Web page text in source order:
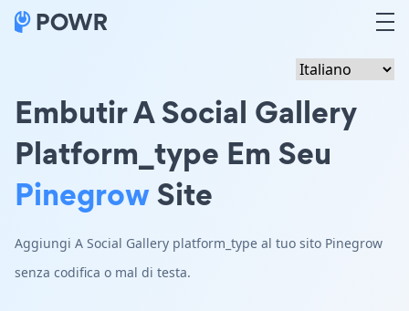
Embutir A Social Gallery
Platform_type Em Seu
PinegrowSite
Aggiungi A Social Gallery platform_type al tuo sito Pinegrow
senza codifica o mal di testa.